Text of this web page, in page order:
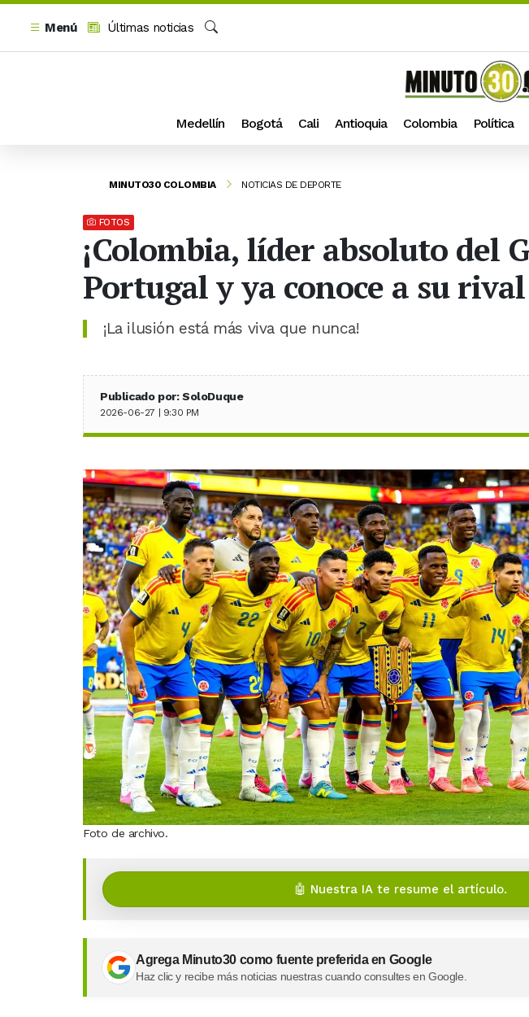
Menú
Últimas noticias
Medellín Bogotá Cali Antioquia Colombia Política
MINUTO30 COLOMBIA NOTICIAS DE DEPORTE
FOTOS
¡Colombia, líder absoluto del
Portugal y ya conoce a su
¡La ilusión está más viva que nunca!
Publicado por: SoloDuque
2026-06-27 | 9:30 PM
Foto de archivo.
🤖 Nuestra IA te resume el artículo.
Agrega Minuto30 como fuente preferida en Google
Haz clic y recibe más noticias nuestras cuando consultes en Google.